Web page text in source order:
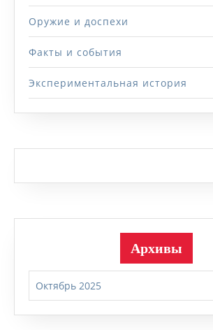
Оружие и доспехи
Факты и события
Экспериментальная история
Архивы